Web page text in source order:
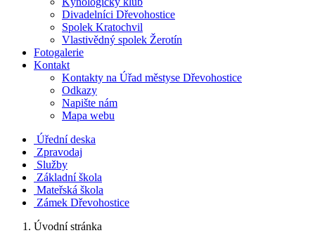
Divadelníci Dřevohostice
Spolek Kratochvil
Vlastivědný spolek Žerotín
Fotogalerie
Kontakt
Kontakty na Úřad městyse Dřevohostice
Odkazy
Napište nám
Mapa webu
Úřední deska
Zpravodaj
Služby
Základní škola
Mateřská škola
Zámek Dřevohostice
Úvodní stránka